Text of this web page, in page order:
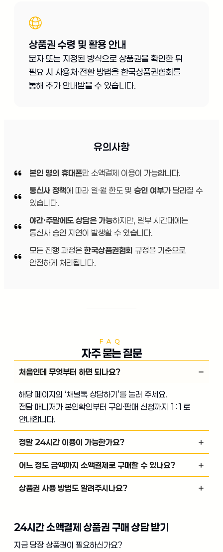
상품권 수령 및 활용 안내
문자 또는 지정된 방식으로 상품권을 확인한 뒤
필요 시 사용처·전환 방법을 한국상품권협회를
통해 추가 안내받을 수 있습니다.
유의사항
본인 명의 휴대폰만 소액결제 이용이 가능합니다.
통신사 정책에 따라 일·월 한도 및 승인 여부가 달라질 수
있습니다.
야간·주말에도 상담은 가능하지만, 일부 시간대에는
통신사 승인 지연이 발생할 수 있습니다.
모든 진행 과정은 한국상품권협회 규정을 기준으로
안전하게 처리됩니다.
FAQ
자주 묻는 질문
처음인데 무엇부터 하면 되나요?
해당 페이지의 ‘채널톡 상담하기’를 눌러 주세요.
전담 매니저가 본인확인부터 구입·판매 신청까지 1:1로
안내합니다.
정말 24시간 이용이 가능한가요?
어느 정도 금액까지 소액결제로 구매할 수 있나요?
상품권 사용 방법도 알려주시나요?
24시간 소액결제 상품권 구매 상담 받기
지금 당장 상품권이 필요하신가요?